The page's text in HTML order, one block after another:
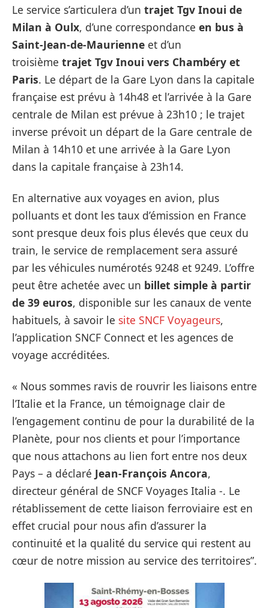
Le service s’articulera d’un trajet Tgv Inoui de
Milan à Oulx, d’une correspondance en bus à
Saint-Jean-de-Maurienne et d’un
troisième trajet Tgv Inoui vers Chambéry et
Paris. Le départ de la Gare Lyon dans la capitale
française est prévu à 14h48 et l’arrivée à la Gare
centrale de Milan est prévue à 23h10 ; le trajet
inverse prévoit un départ de la Gare centrale de
Milan à 14h10 et une arrivée à la Gare Lyon
dans la capitale française à 23h14.
En alternative aux voyages en avion, plus
polluants et dont les taux d’émission en France
sont presque deux fois plus élevés que ceux du
train, le service de remplacement sera assuré
par les véhicules numérotés 9248 et 9249. L’offre
peut être achetée avec un billet simple à partir
de 39 euros, disponible sur les canaux de vente
habituels, à savoir le site SNCF Voyageurs,
l’application SNCF Connect et les agences de
voyage accréditées.
« Nous sommes ravis de rouvrir les liaisons entre
l’Italie et la France, un témoignage clair de
l’engagement continu de pour la durabilité de la
Planète, pour nos clients et pour l’importance
que nous attachons au lien fort entre nos deux
Pays – a déclaré Jean-François Ancora,
directeur général de SNCF Voyages Italia -. Le
rétablissement de cette liaison ferroviaire est en
effet crucial pour nous afin d’assurer la
continuité et la qualité du service qui restent au
cœur de notre mission au service des territoires”.